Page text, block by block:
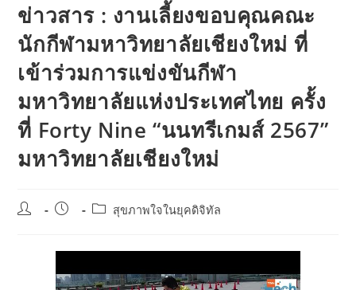
ข่าวสาร : งานเลี้ยงขอบคุณคณะ
นักกีฬามหาวิทยาลัยเชียงใหม่ ที่
เข้าร่วมการแข่งขันกีฬา
มหาวิทยาลัยแห่งประเทศไทย ครั้ง
ที่ Forty Nine “นนทรีเกมส์ 2567”
มหาวิทยาลัยเชียงใหม่
Post
Post
Postสุขภาพใจในยุคดิจิทัล